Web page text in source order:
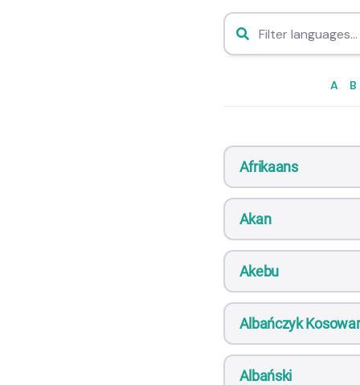
A B
Afrikaans
Akan
Akebu
Albańczyk Kosowar
Albański